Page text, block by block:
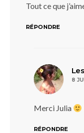
Tout ce que
RÉPONDRE
8
Merci Julia
RÉPONDRE